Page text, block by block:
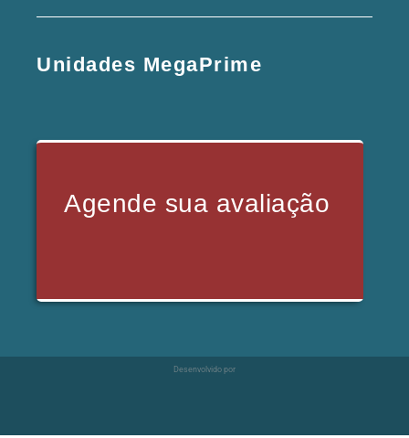
Unidades MegaPrime
Agende sua avaliação
Desenvolvido por